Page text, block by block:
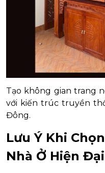
Tạo không gian trang
với kiến trúc truyền
Đông.
Lưu Ý Khi
Nhà Ở Hiện Đại